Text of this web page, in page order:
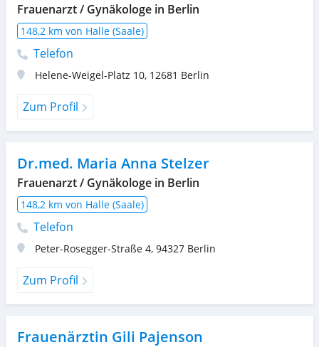
Frauenarzt / Gynäkologe in Berlin
148,2 km von Halle (Saale)
Telefon
Helene-Weigel-Platz 10, 12681 Berlin
Zum Profil
Dr.med. Maria Anna Stelzer
Frauenarzt / Gynäkologe in Berlin
148,2 km von Halle (Saale)
Telefon
Peter-Rosegger-Straße 4, 94327 Berlin
Zum Profil
Frauenärztin Gili Pajenson